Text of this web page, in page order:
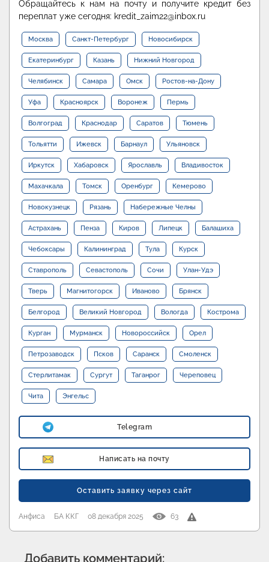
Обращайтесь к нам на почту и получите кредит без
переплат уже сегодня: kredit_zaim22@inbox.ru
Москва Санкт-Петербург Новосибирск
Екатеринбург Казань Нижний Новгород
Челябинск Самара Омск Ростов-на-Дону
Уфа Красноярск Воронеж Пермь
Волгоград Краснодар Саратов Тюмень
Тольятти Ижевск Барнаул Ульяновск
Иркутск Хабаровск Ярославль Владивосток
Махачкала Томск Оренбург Кемерово
Новокузнецк Рязань Набережные Челны
Астрахань Пенза Киров Липецк Балашиха
Чебоксары Калининград Тула Курск
Ставрополь Севастополь Сочи Улан-Удэ
Тверь Магнитогорск Иваново Брянск
Белгород Великий Новгород Вологда Кострома
Курган Мурманск Новороссийск Орел
Петрозаводск Псков Саранск Смоленск
Стерлитамак Сургут Таганрог Череповец
Чита Энгельс
Telegram
Написать на почту
Оставить заявку через сайт
Анфиса БА ККГ 08 декабря 2025 63
Добавить комментарий: